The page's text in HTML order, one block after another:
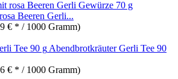
Beeren Gerli...
€ * / 1000 Gramm)
Abendbrotkräuter Gerli Tee 90
€ * / 1000 Gramm)